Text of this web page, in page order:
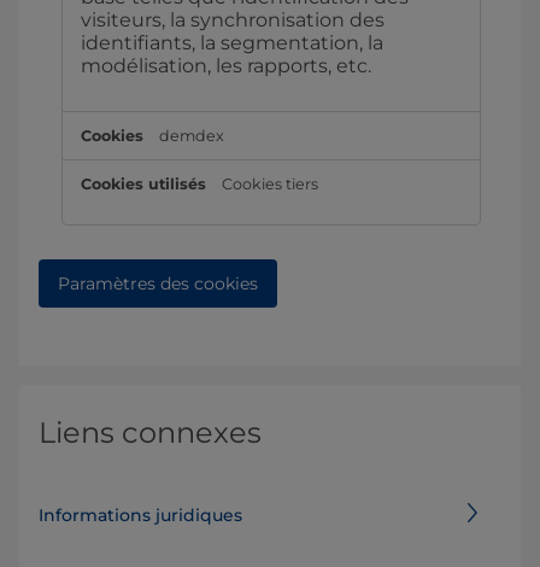
visiteurs, la synchronisation des
identifiants, la segmentation, la
modélisation, les rapports, etc.
demdex
Cookies tiers
Paramètres des cookies
Liens connexes
Informations juridiques